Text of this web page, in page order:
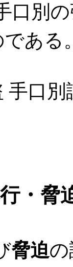
口別
ある
口別
・脅
脅迫